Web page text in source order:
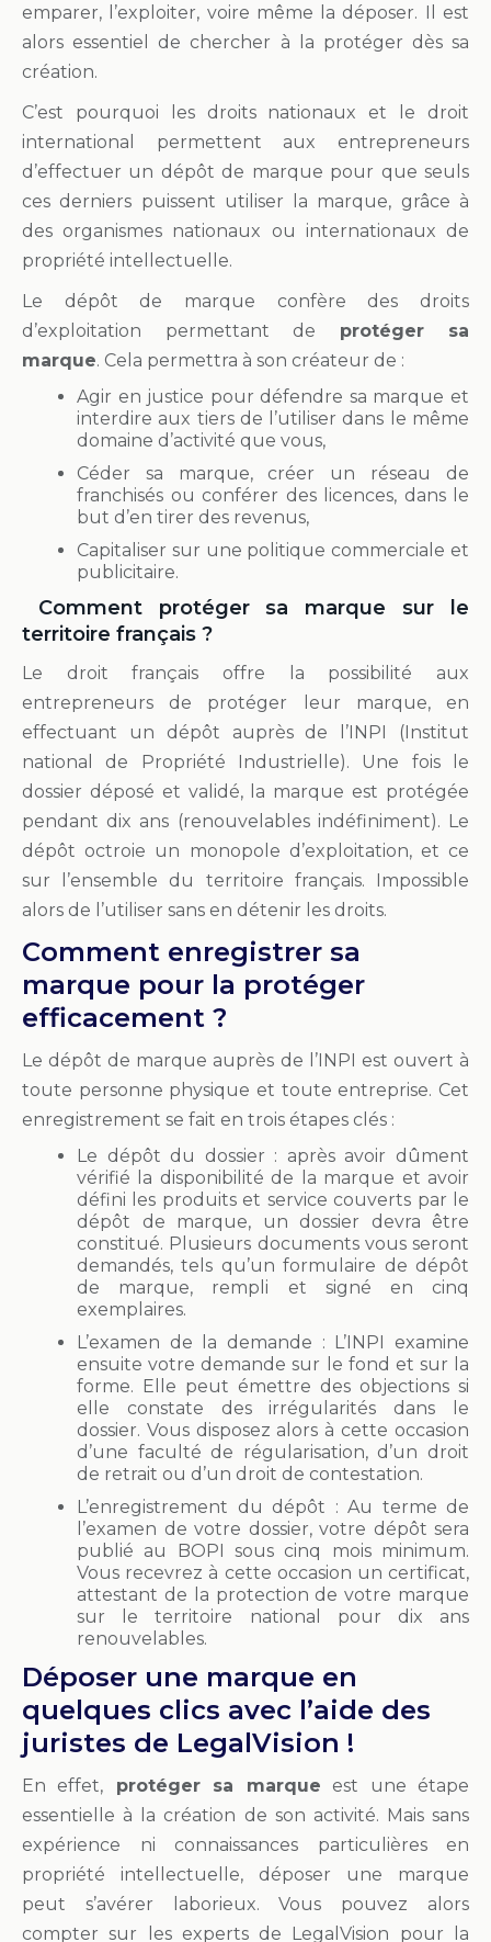
emparer, l’exploiter, voire même la déposer. Il est
alors essentiel de chercher à la protéger dès sa
création.
C’est pourquoi les droits nationaux et le droit
international permettent aux entrepreneurs
d’effectuer un dépôt de marque pour que seuls
ces derniers puissent utiliser la marque, grâce à
des organismes nationaux ou internationaux de
propriété intellectuelle.
Le dépôt de marque confère des droits
d’exploitation permettant de protéger sa
marque. Cela permettra à son créateur de :
Agir en justice pour défendre sa marque et
interdire aux tiers de l’utiliser dans le même
domaine d’activité que vous,
Céder sa marque, créer un réseau de
franchisés ou conférer des licences, dans le
but d’en tirer des revenus,
Capitaliser sur une politique commerciale et
publicitaire.
Comment protéger sa marque sur le
territoire français ?
Le droit français offre la possibilité aux
entrepreneurs de protéger leur marque, en
effectuant un dépôt auprès de l’INPI (Institut
national de Propriété Industrielle). Une fois le
dossier déposé et validé, la marque est protégée
pendant dix ans (renouvelables indéfiniment). Le
dépôt octroie un monopole d’exploitation, et ce
sur l’ensemble du territoire français. Impossible
alors de l’utiliser sans en détenir les droits.
Comment enregistrer sa
marque pour la protéger
efficacement ?
Le dépôt de marque auprès de l’INPI est ouvert à
toute personne physique et toute entreprise. Cet
enregistrement se fait en trois étapes clés :
Le dépôt du dossier : après avoir dûment
vérifié la disponibilité de la marque et avoir
défini les produits et service couverts par le
dépôt de marque, un dossier devra être
constitué. Plusieurs documents vous seront
demandés, tels qu’un formulaire de dépôt
de marque, rempli et signé en cinq
exemplaires.
L’examen de la demande : L’INPI examine
ensuite votre demande sur le fond et sur la
forme. Elle peut émettre des objections si
elle constate des irrégularités dans le
dossier. Vous disposez alors à cette occasion
d’une faculté de régularisation, d’un droit
de retrait ou d’un droit de contestation.
L’enregistrement du dépôt : Au terme de
l’examen de votre dossier, votre dépôt sera
publié au BOPI sous cinq mois minimum.
Vous recevrez à cette occasion un certificat,
attestant de la protection de votre marque
sur le territoire national pour dix ans
renouvelables.
Déposer une marque en
quelques clics avec l’aide des
juristes de LegalVision !
En effet, protéger sa marque est une étape
essentielle à la création de son activité. Mais sans
expérience ni connaissances particulières en
propriété intellectuelle, déposer une marque
peut s’avérer laborieux. Vous pouvez alors
compter sur les experts de LegalVision pour la